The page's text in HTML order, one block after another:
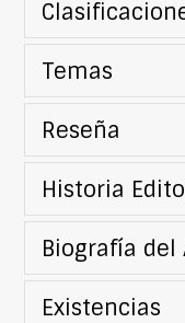
Temas
Reseña
Historia
Biografía del
Existencias